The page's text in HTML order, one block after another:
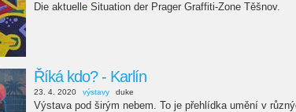
Die aktuelle Situation der Prager Graffiti-Zone Těšnov.
Říká kdo? - Karlín
23. 4. 2020 výstavy duke
Výstava pod širým nebem. To je přehlídka umění v